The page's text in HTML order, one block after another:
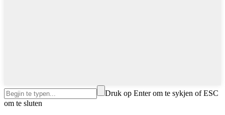
Druk op Enter om te sykjen of ESC
om te sluten